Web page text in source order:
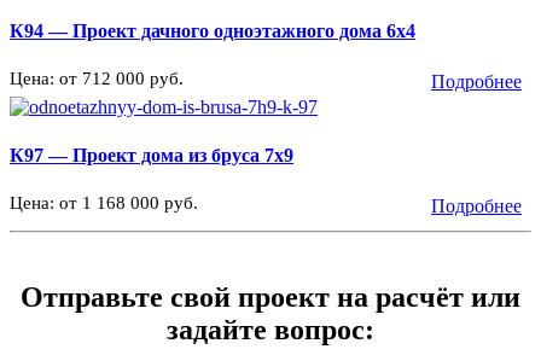
К94 — Проект дачного одноэтажного дома 6х4
Цена: от 712 000 руб. Подробнее
К97 — Проект дома из бруса 7х9
Цена: от 1 168 000 руб. Подробнее
Отправьте свой проект на расчёт или
задайте вопрос: